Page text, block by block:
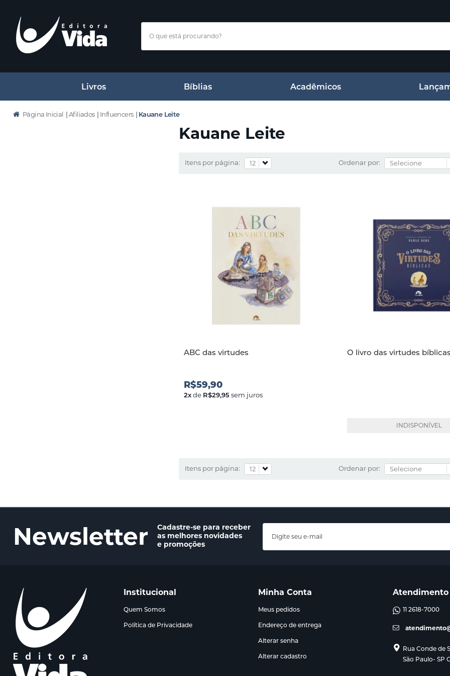
Livros Bíblias Acadêmicos
Página Inicial |Afiliados | Influencers | Kauane Leite
Kauane Leite
Itens por página: Ordenar por:
ABC das virtudes
R$59,90
2xde R$29,95sem juros
O livro das virtudes
INDISPONÍVEL
Itens por página: Ordenar por:
Newsletter
Cadastre-se para receber
as melhores novidades
e promoções
Institucional
Quem Somos
Política de Privacidade
Minha Conta
Meus pedidos
Endereço de entrega
Alterar senha
Alterar cadastro
Atendimento
11 2618-7000
Rua Conde de
São Paulo- SP